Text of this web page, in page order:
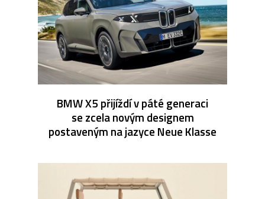
BMW X5 přijíždí v páté generaci
se zcela novým designem
postaveným na jazyce Neue Klasse